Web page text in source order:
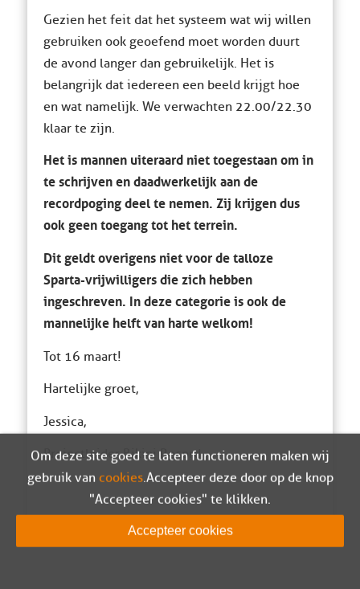
Gezien het feit dat het systeem wat wij willen
gebruiken ook geoefend moet worden duurt
de avond langer dan gebruikelijk. Het is
belangrijk dat iedereen een beeld krijgt hoe
en wat namelijk. We verwachten 22.00/22.30
klaar te zijn.
Het is mannen uiteraard niet toegestaan om in
te schrijven en daadwerkelijk aan de
recordpoging deel te nemen. Zij krijgen dus
ook geen toegang tot het terrein.
Dit geldt overigens niet voor de talloze
Sparta-vrijwilligers die zich hebben
ingeschreven. In deze categorie is ook de
mannelijke helft van harte welkom!
Tot 16 maart!
Hartelijke groet,
Jessica,
Projectleider Bikini Record
Om deze site goed te laten functioneren maken wij
gebruik van cookies. Accepteer deze door op de knop
"Accepteer cookies" te klikken.
Accepteer cookies